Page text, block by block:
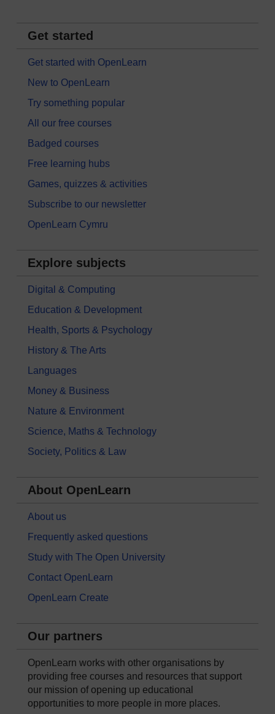
Get started
Get started with OpenLearn
New to OpenLearn
Try something popular
All our free courses
Badged courses
Free learning hubs
Games, quizzes & activities
Subscribe to our newsletter
OpenLearn Cymru
Explore subjects
Digital & Computing
Education & Development
Health, Sports & Psychology
History & The Arts
Languages
Money & Business
Nature & Environment
Science, Maths & Technology
Society, Politics & Law
About OpenLearn
About us
Frequently asked questions
Study with The Open University
Contact OpenLearn
OpenLearn Create
Our partners
OpenLearn works with other organisations by
providing free courses and resources that support
our mission of opening up educational
opportunities to more people in more places.